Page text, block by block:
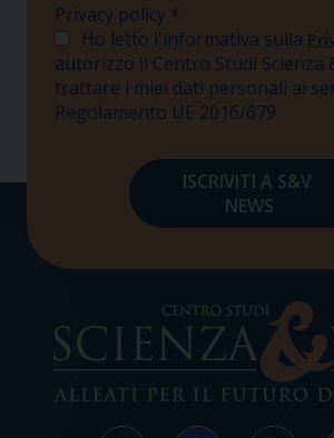
Privacy policy *
Ho letto l'informativa sulla
autorizzo il Centro Studi Scienza
trattare i miei dati personali ai
Regolamento UE 2016/679